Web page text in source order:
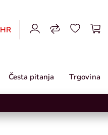
HR
Česta pitanja Trgovina